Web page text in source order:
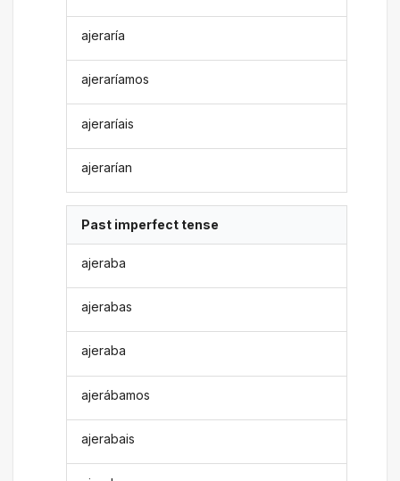
ajeraría
ajeraríamos
ajeraríais
ajerarían
Past imperfect tense
ajeraba
ajerabas
ajeraba
ajerábamos
ajerabais